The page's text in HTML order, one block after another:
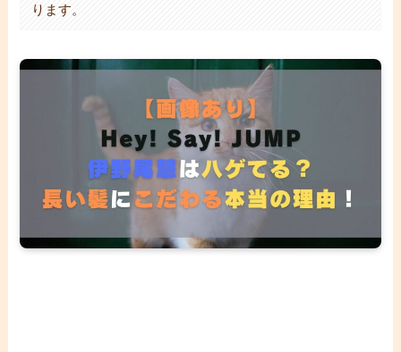
ります。